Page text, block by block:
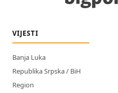
VIJESTI
Banja Luka
Republika Srpska / BiH
Region